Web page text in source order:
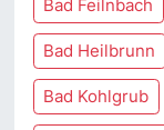
Bad Feilnbach
Bad Heilbrunn
Bad Kohlgrub